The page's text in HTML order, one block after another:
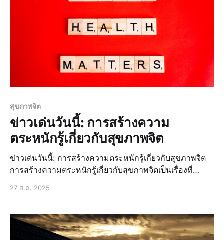
สุขภาพจิต
ข่าวเด่นวันนี้: การสร้างความ
ตระหนักรู้เกี่ยวกับสุขภาพจิต
ข่าวเด่นวันนี้: การสร้างความตระหนักรู้เกี่ยวกับสุขภาพจิต
การสร้างความตระหนักรู้เกี่ยวกับสุขภาพจิตเป็นเรื่องที่
27 ส.ค. 2025